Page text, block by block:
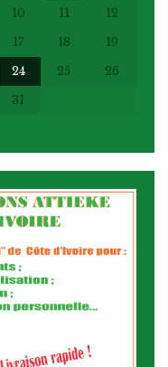
10 11
12
17 18
19
24 25
26
31